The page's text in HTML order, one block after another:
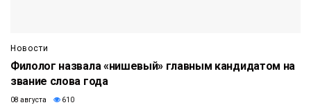
Новости
Филолог назвала «нишевый» главным кандидатом на
звание слова года
08 августа 610